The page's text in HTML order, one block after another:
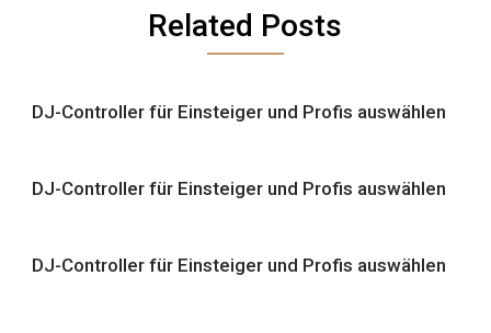
Related Posts
DJ-Controller für Einsteiger und Profis auswählen
DJ-Controller für Einsteiger und Profis auswählen
DJ-Controller für Einsteiger und Profis auswählen